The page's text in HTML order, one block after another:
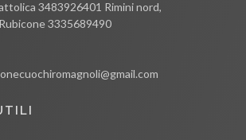
3483926401 Rimini nord,
3335689490